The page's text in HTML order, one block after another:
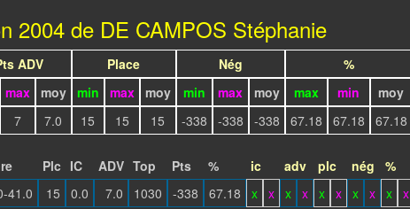
2004 de DE CAMPOS Stéphanie
ADV Place Nég
%
max moy min max moy min max moy max min
moy
7 7.0 15 15 15 -338 -338 -338 67.18 67.18 67.18
Plc IC ADV Top Pts % ic adv plc nég
%
41.0 15 0.0 7.0 1030 -338 67.18 x x x x x x x x x x